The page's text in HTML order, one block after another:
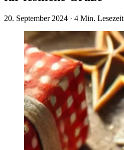
20. September 2024 · 4 Min. Lesezeit